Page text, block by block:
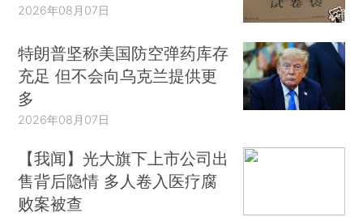
2026年08月07日
特朗普坚称美国防空弹药库存
充足 但不会向乌克兰提供更
多
2026年08月07日
【我闻】光大旗下上市公司出
售背后隐情 多人卷入医疗腐
败案被查